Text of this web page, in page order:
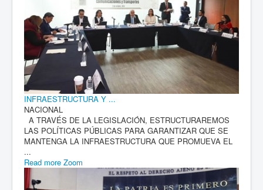
INFRAESTRUCTURA Y ...
NACIONAL
A TRAVÉS DE LA LEGISLACIÓN, ESTRUCTURAREMOS
LAS POLÍTICAS PÚBLICAS PARA GARANTIZAR QUE SE
MANTENGA LA INFRAESTRUCTURA QUE PROMUEVA EL
...
Read more Zoom